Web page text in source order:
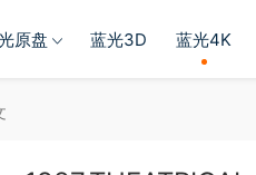
原盘 蓝光3D 蓝光4K